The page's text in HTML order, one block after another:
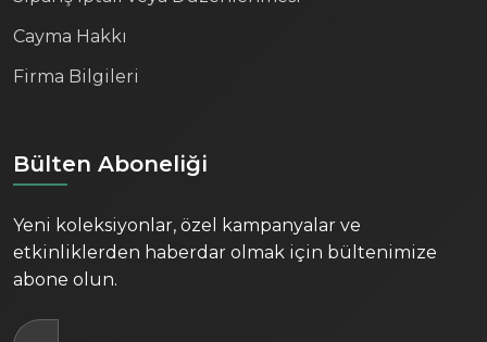
Cayma Hakkı
Firma Bilgileri
Bülten Aboneliği
Yeni koleksiyonlar, özel kampanyalar ve
etkinliklerden haberdar olmak için bültenimize
abone olun.